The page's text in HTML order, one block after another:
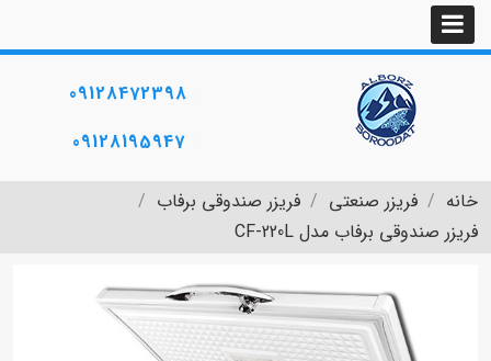
09128472398
09128195947
خانه فریزر صنعتی
فریزر صندوقی برفاب
فریزر صندوقی برفاب مدل CF-220L